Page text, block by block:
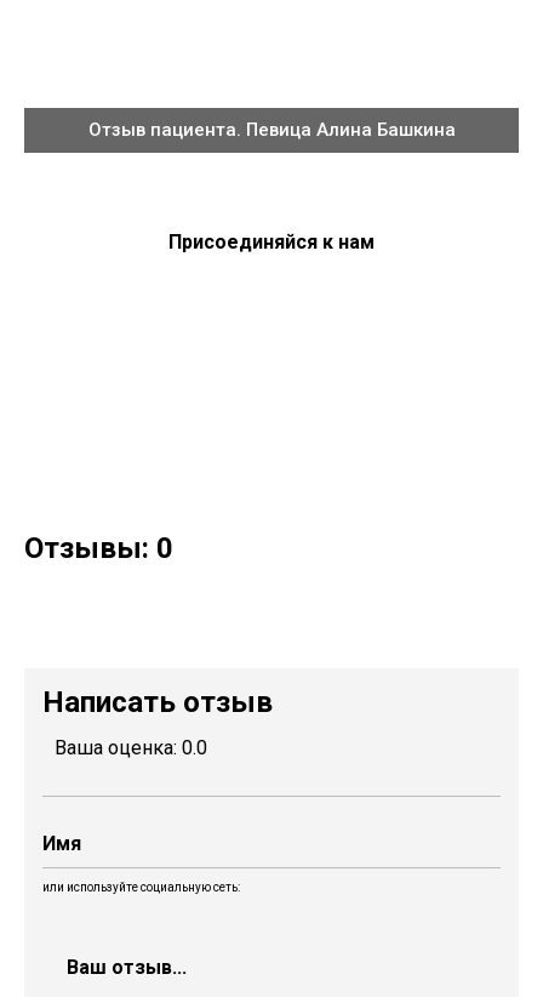
Отзыв пациента. Певица Алина Башкина
Присоединяйся к нам
Отзывы: 0
Написать отзыв
Ваша оценка: 0.0
или используйте социальную сеть: